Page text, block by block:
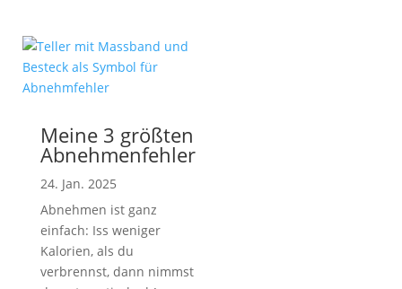
Meine 3 größten
Abnehmenfehler
24. Jan. 2025
Abnehmen ist ganz
einfach: Iss weniger
Kalorien, als du
verbrennst, dann nimmst